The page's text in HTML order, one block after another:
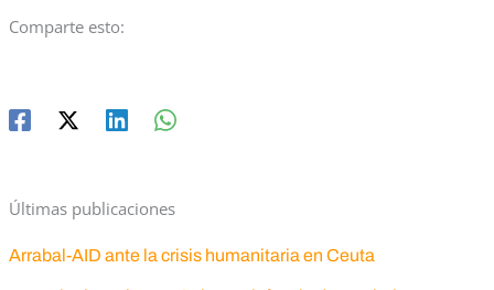
Comparte esto:
Últimas publicaciones
Arrabal-AID ante la crisis humanitaria en Ceuta